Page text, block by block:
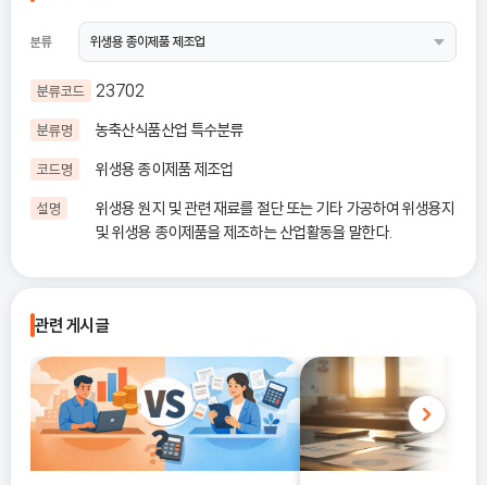
분류
분류코드 23702
분류명 농축산식품산업 특수분류
코드명 위생용 종이제품 제조업
설명
위생용 원지 및 관련 재료를 절단 또는 기타 가공하여 위생용지
및 위생용 종이제품을 제조하는 산업활동을 말한다.
관련 게시글